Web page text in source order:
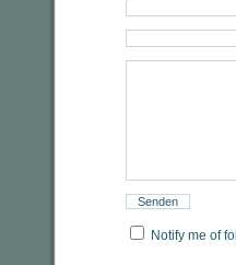
Notify me of